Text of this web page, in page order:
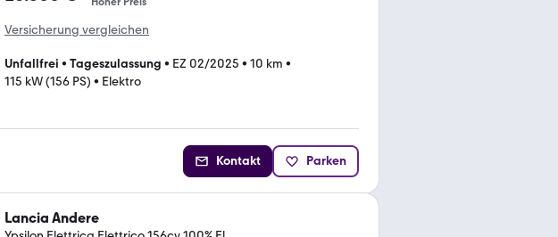
Versicherung vergleichen
Unfallfrei • Tageszulassung • EZ 02/2025 • 10 km •
115 kW (156 PS) • Elektro
Kontakt Parken
Lancia Andere